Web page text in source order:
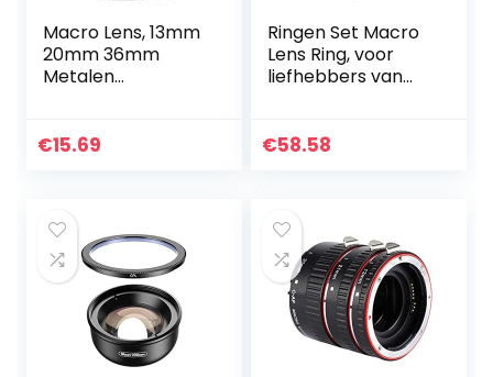
Macro Lens, 13mm
20mm 36mm
Metalen
Strak Zwart
€15.69
Ringen Set Macro
Lens Ring, voor
liefhebbers van
€58.58